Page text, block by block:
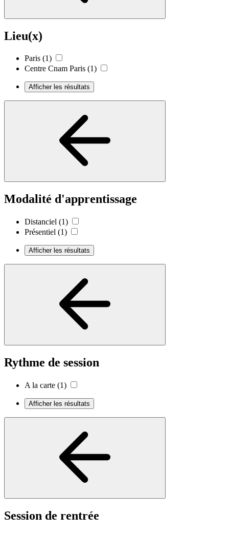
Lieu(x)
Paris (1)
Centre Cnam Paris (1)
Afficher les résultats
Modalité d'apprentissage
Distanciel (1)
Présentiel (1)
Afficher les résultats
Rythme de session
A la carte (1)
Afficher les résultats
Session de rentrée